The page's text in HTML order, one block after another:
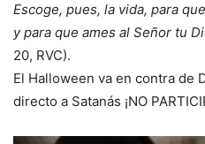
Escoge, pues, la vida, para
y para que ames al Señor tu
20, RVC).
El Halloween va en contra de
directo a Satanás ¡NO